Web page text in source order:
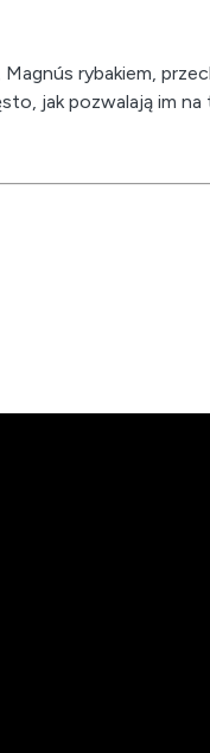
rybakiem,
jak pozwalają im